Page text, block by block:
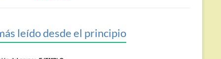
leído desde el principio